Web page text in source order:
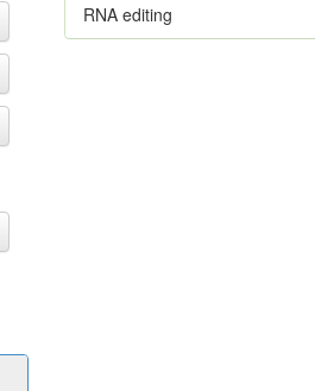
RNA editing